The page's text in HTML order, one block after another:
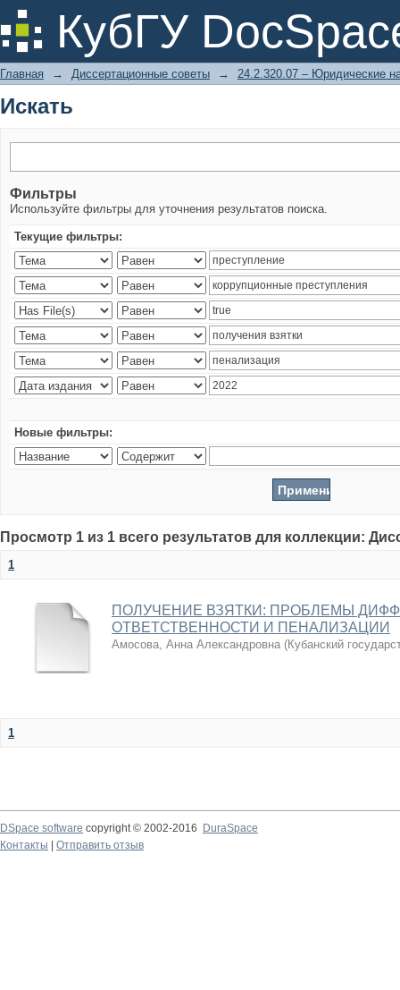
КубГУ
Искать
Главная → Диссертационные советы → 24.2.320.07 – Юридические
Искать
Фильтры
Используйте фильтры для уточнения результатов поиска.
Текущие фильтры:
Новые фильтры:
Просмотр 1 из 1 всего результатов для коллекции:
1
ПОЛУЧЕНИЕ ВЗЯТКИ: ПРОБЛЕМЫ
ОТВЕТСТВЕННОСТИ И ПЕНАЛИЗАЦИИ
Амосова, Анна Александровна (Кубанский
1
DSpace software copyright © 2002-2016
DuraSpace
Контакты
Отправить отзыв